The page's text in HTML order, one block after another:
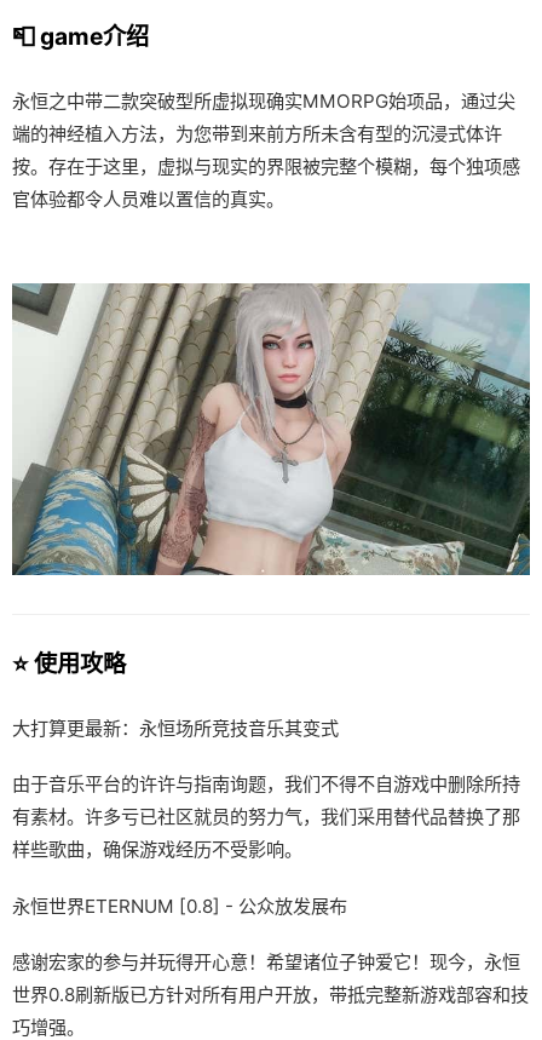
📮 game介绍
永恒之中带二款突破型所虚拟现确实MMORPG始项品，通过尖
端的神经植入方法，为您带到来前方所未含有型的沉浸式体许
按。存在于这里，虚拟与现实的界限被完整个模糊，每个独项感
官体验都令人员难以置信的真实。
⭐ 使用攻略
大打算更最新：永恒场所竞技音乐其变式
由于音乐平台的许许与指南询题，我们不得不自游戏中删除所持
有素材。许多亏已社区就员的努力气，我们采用替代品替换了那
样些歌曲，确保游戏经历不受影响。
永恒世界ETERNUM [0.8] - 公众放发展布
感谢宏家的参与并玩得开心意！希望诸位子钟爱它！现今，永恒
世界0.8刷新版已方针对所有用户开放，带抵完整新游戏部容和技
巧增强。